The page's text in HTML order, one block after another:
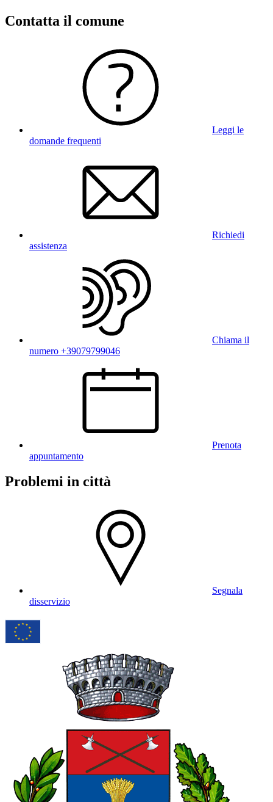
Contatta il comune
Leggi le
domande frequenti
Richiedi
assistenza
Chiama il
numero +39079799046
Prenota
appuntamento
Problemi in città
Segnala
disservizio